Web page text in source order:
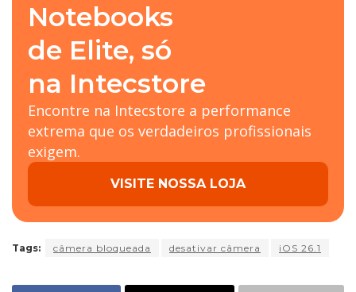
Notebooks
de Elite, só
na Intecstore
Encontre na Intecstore a performance
extrema que os verdadeiros profissionais
exigem.
VISITE NOSSA LOJA
Tags: câmera bloqueada desativar câmera iOS 26.1